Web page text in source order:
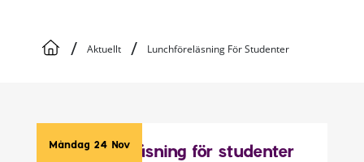
/ Aktuellt / Lunchföreläsning För Studenter
Måndag 24 Nov
Lunchföreläsning för studenter